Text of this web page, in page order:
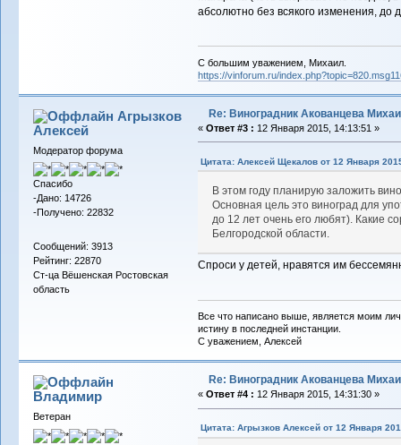
абсолютно без всякого изменения, до
С большим уважением, Михаил.
https://vinforum.ru/
Агрызков
Алексей
Модератор форума
Спасибо
-Дано: 14726
-Получено: 22832
Сообщений: 3913
Рейтинг: 22870
Ст-ца Вёшенская Ростовская
область
Re: Виноградник Акованцева
« Ответ #3 : 12 Января 2015, 14:13:51 »
Цитата: Алексей Щекалов от 12 Января
В этом году планирую заложить
Основная цель это виноград для
до 12 лет очень его любят). Какие
Белгородской области.
Спроси у детей, нравятся им
Все что написано выше, является моим
истину в последней инстанции.
С уважением, Алексей
Владимиp
Ветеран
Re: Виноградник Акованцева
« Ответ #4 : 12 Января 2015, 14:31:30 »
Цитата: Агрызков Алексей от 12 Января